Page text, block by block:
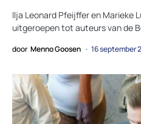
Ilja Leonard Pfeijffer en Marieke
uitgeroepen tot auteurs van de
door Menno Goosen 16 september